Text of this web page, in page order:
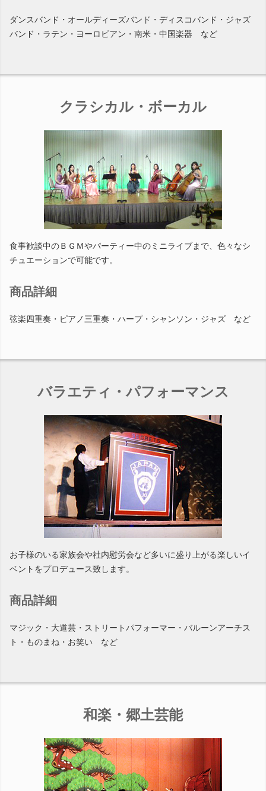
ダンスバンド・オールディーズバンド・ディスコバンド・ジャズ
バンド・ラテン・ヨーロピアン・南米・中国楽器 など
クラシカル・ボーカル
食事歓談中のＢＧＭやパーティー中のミニライブまで、色々なシ
チュエーションで可能です。
商品詳細
弦楽四重奏・ピアノ三重奏・ハープ・シャンソン・ジャズ など
バラエティ・パフォーマンス
お子様のいる家族会や社内慰労会など多いに盛り上がる楽しいイ
ベントをプロデュース致します。
商品詳細
マジック・大道芸・ストリートパフォーマー・バルーンアーチス
ト・ものまね・お笑い など
和楽・郷土芸能